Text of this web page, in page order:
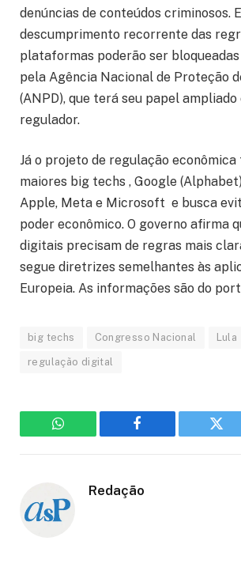
denúncias de conteúdos criminosos.
descumprimento recorrente das
plataformas poderão ser
pela Agência Nacional de Proteção
(ANPD), que terá seu papel
regulador.
Já o projeto de regulação econômica
maiores big techs , Google
Apple, Meta e Microsoft e busca
poder econômico. O governo afirma
digitais precisam de regras mais
segue diretrizes semelhantes às
Europeia. As informações são do
big techs Congresso Nacional Lula
regulação digital
WhatsApp Facebook
Redação